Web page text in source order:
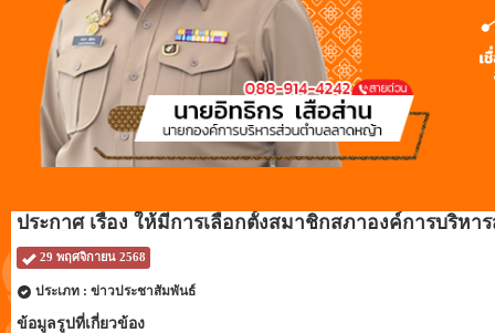
ประกาศ เรื่อง ให้มีการเลือกตั้งสมาชิกสภาองค์การบริห
29 พฤศจิกายน 2568
ประเภท : ข่าวประชาสัมพันธ์
ข้อมูลรูปที่เกี่ยวข้อง